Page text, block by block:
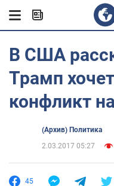
В США
Трамп
конфликт
(Архив) Политика
2.03.2017 05:27
45